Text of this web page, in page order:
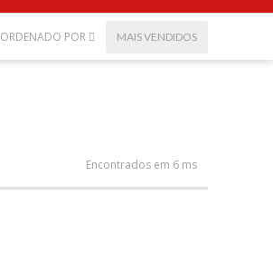
ORDENADO POR MAIS VENDIDOS
Encontrados em 6 ms